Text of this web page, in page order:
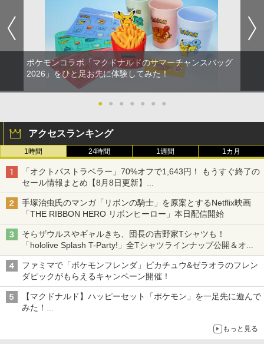
ポケモンコラボ「マクドナルドのサマーチャンスバッグ
2026」をひと足お先に体験してみた！
● ● ● ● ● ● ●
アクセスランキング
1時間 24時間 1週間 1カ月
「オクトパストラベラー」70%オフで1,643円！ もうすぐ終了の
セール情報まとめ【8月8日更新】
ニンテンドーeショップでは「大神 絶景版」が67%オフで990円
手塚治虫氏のマンガ「リボンの騎士」を原案とするNetflix映画
「THE RIBBON HERO リボンヒーロー」本日配信開始
そらザウルスやギャルきち、団長の吉野家Tシャツも！
「hololive Splash T-Party!」全Tシャツラインナップ公開＆オン
ライン販売開始
ファミマで「ポケモンフレンダ」ピカチュウ&ゼラオラのフレン
ダピックがもらえるキャンペーン開催！
【マクドナルド】ハッピーセット「ポケモン」を一足先に遊んで
みた！
もっと見る